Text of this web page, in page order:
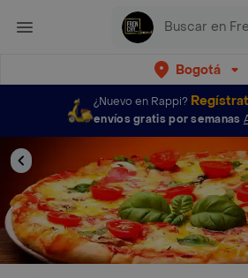
Bogotá
¿Nuevo en Rappi?
envíos gratis por semanas